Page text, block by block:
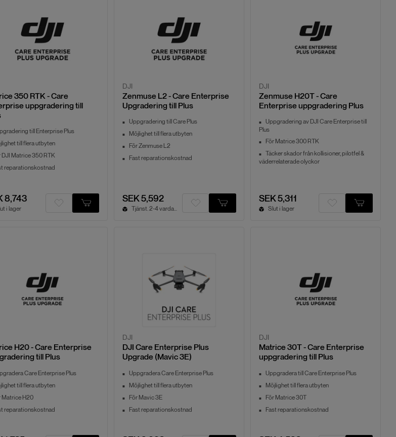
350 RTK - Care
uppgradering till
till Enterprise Plus
till flera utbyten
DJI Matrice 350 RTK
reparationskostnad
8,743
i lager
DJI
Zenmuse L2 - Care Enterprise
Upgradering till Plus
Uppgradering till Care Plus
Möjlighet till flera utbyten
För Zenmuse L2
Fast reparationskostnad
SEK 5,592
Tjänst. 2-4 vardagar
DJI
Zenmuse H20T - Care
Enterprise uppgradering Plus
Uppgradering av DJI Care Enterprise till
Plus
För Matrice 300 RTK
Täcker skador från kollisioner, pilotfel &
väderrelaterade olyckor
SEK 5,311
Slut i lager
H20 - Care Enterprise
till Plus
Care Enterprise Plus
till flera utbyten
Matrice H20
reparationskostnad
DJI
DJI Care Enterprise Plus
Upgrade (Mavic 3E)
Uppgradera Care Enterprise Plus
Möjlighet till flera utbyten
För Mavic 3E
Fast reparationskostnad
DJI
Matrice 30T - Care Enterprise
uppgradering till Plus
Uppgradera till Care Enterprise Plus
Möjlighet till flera utbyten
För Matrice 30T
Fast reparationskostnad